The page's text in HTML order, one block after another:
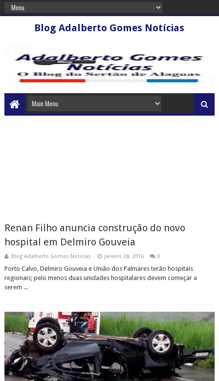
Blog Adalberto Gomes Notícias
Renan Filho anuncia construção do novo
hospital em Delmiro Gouveia
Blog Adalberto Gomes Noticias janeiro 28, 2016 0
Porto Calvo, Delmiro Gouveia e União dos Palmares terão hospitais
regionais; pelo menos duas unidades hospitalares devem começar a
serem ...